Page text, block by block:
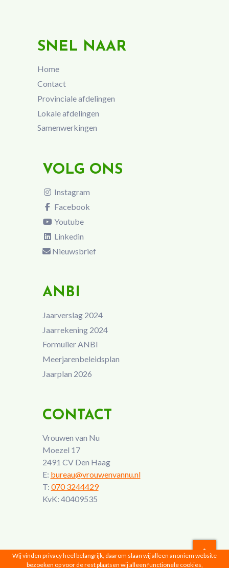
SNEL NAAR
Home
Contact
Provinciale afdelingen
Lokale afdelingen
Samenwerkingen
VOLG ONS
Instagram
Facebook
Youtube
Linkedin
Nieuwsbrief
ANBI
Jaarverslag 2024
Jaarrekening 2024
Formulier ANBI
Meerjarenbeleidsplan
Jaarplan 2026
CONTACT
Vrouwen van Nu
Moezel 17
2491 CV Den Haag
E: bureau@vrouwenvannu.nl
T: 070 3244429
KvK: 40409535
Wij vinden privacy heel belangrijk, daarom slaan wij alleen anoniem website
bezoeken op voor de rest plaatsen wij alleen functionele cookies,